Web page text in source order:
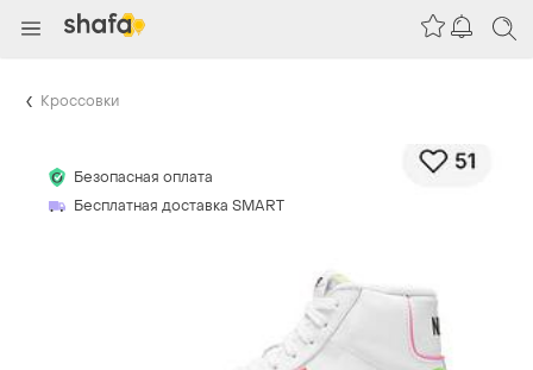
Кроссовки
Безопасная оплата
Бесплатная доставка SMART